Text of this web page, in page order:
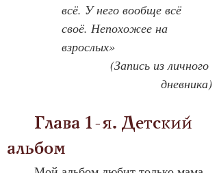
всё. У него вообще всё
своё. Непохожее на
взрослых»
дневника)
альбом